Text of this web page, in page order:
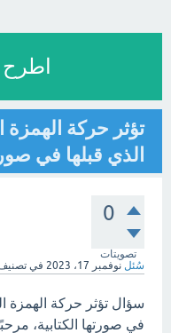
اطرح
تؤثر حركة
الذي قبلها في
0
تصويتات
سُئل نوفمبر 17، 2023 في
سؤال تؤثر حركة الهمزة
في صورتها الكتابية،